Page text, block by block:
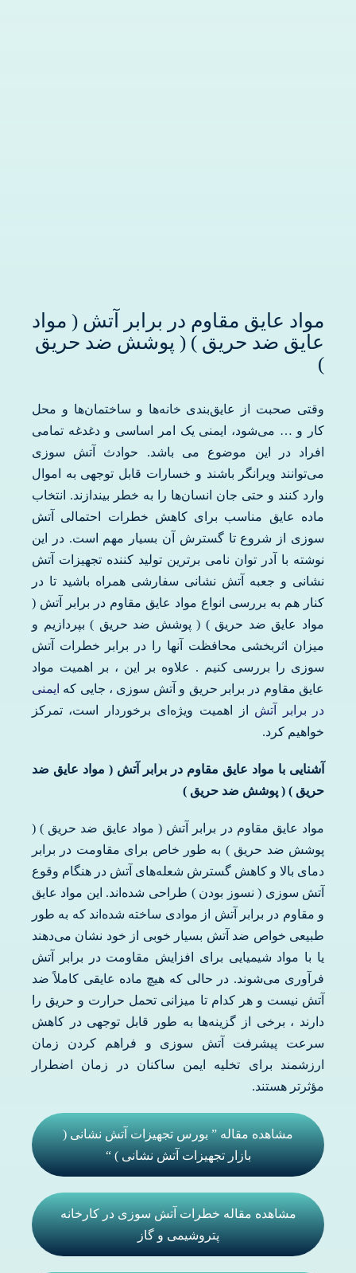
مواد عایق مقاوم در برابر آتش ( مواد
عایق ضد حریق ) ( پوشش ضد حریق
)
وقتی صحبت از عایق‌بندی خانه‌ها و ساختمان‌ها و محل
کار و … می‌شود، ایمنی یک امر اساسی و دغدغه تمامی
افراد در این موضوع می باشد. حوادث آتش سوزی
می‌توانند ویرانگر باشند و خسارات قابل توجهی به اموال
وارد کنند و حتی جان انسان‌ها را به خطر بیندازند. انتخاب
ماده عایق مناسب برای کاهش خطرات احتمالی آتش
سوزی از شروع تا گسترش آن بسیار مهم است. در این
نوشته با آدر توان نامی برترین تولید کننده تجهیزات آتش
نشانی و جعبه آتش نشانی سفارشی همراه باشید تا در
کنار هم به بررسی انواع مواد عایق مقاوم در برابر آتش (
مواد عایق ضد حریق ) ( پوشش ضد حریق ) بپردازیم و
میزان اثربخشی محافظت آنها را در برابر خطرات آتش
سوزی را بررسی کنیم . علاوه بر این ، بر اهمیت مواد
عایق مقاوم در برابر حریق و آتش سوزی ، جایی که ایمنی
در برابر آتش از اهمیت ویژه‌ای برخوردار است، تمرکز
خواهیم کرد.
آشنایی با مواد عایق مقاوم در برابر آتش ( مواد عایق ضد
حریق ) ( پوشش ضد حریق )
مواد عایق مقاوم در برابر آتش ( مواد عایق ضد حریق ) (
پوشش ضد حریق ) به طور خاص برای مقاومت در برابر
دمای بالا و کاهش گسترش شعله‌های آتش در هنگام وقوع
آتش سوزی ( نسوز بودن ) طراحی شده‌اند. این مواد عایق
و مقاوم در برابر آتش از موادی ساخته شده‌اند که به طور
طبیعی خواص ضد آتش بسیار خوبی از خود نشان می‌دهند
یا با مواد شیمیایی برای افزایش مقاومت در برابر آتش
فرآوری می‌شوند. در حالی که هیچ ماده عایقی کاملاً ضد
آتش نیست و هر کدام تا میزانی تحمل حرارت و حریق را
دارند ، برخی از گزینه‌ها به طور قابل توجهی در کاهش
سرعت پیشرفت آتش سوزی و فراهم کردن زمان
ارزشمند برای تخلیه ایمن ساکنان در زمان اضطرار
مؤثرتر هستند.
مشاهده مقاله ” بورس تجهیزات آتش نشانی (
بازار تجهیزات آتش نشانی ) “
مشاهده مقاله خطرات آتش سوزی در کارخانه
پتروشیمی و گاز